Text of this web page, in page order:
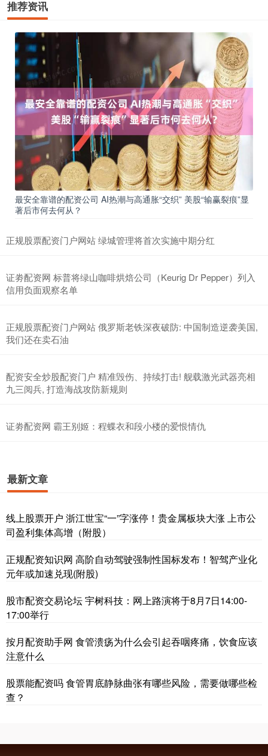
推荐资讯
最安全靠谱的配资公司 AI热潮与高通胀“交织” 美股“输赢裂痕”显
著后市何去何从？
正规股票配资门户网站 绿城管理将首次实施中期分红
证劵配资网 标普将绿山咖啡烘焙公司（Keurig Dr Pepper）列入
信用负面观察名单
正规股票配资门户网站 俄罗斯老铁深夜破防: 中国制造逆袭美国,
我们还在卖石油
配资安全炒股配资门户 精准毁伤、持续打击! 舰载激光武器亮相
九三阅兵, 打造海战攻防新规则
证劵配资网 霸王别姬：程蝶衣和段小楼的爱恨情仇
最新文章
线上股票开户 浙江世宝“一”字涨停！贵金属板块大涨 上市公
司盈利集体高增（附股）
正规配资知识网 高阶自动驾驶强制性国标发布！智驾产业化
元年或加速兑现(附股)
股市配资交易论坛 宇树科技：网上路演将于8月7日14:00-
17:00举行
按月配资助手网 食管溃疡为什么会引起吞咽疼痛，饮食应该
注意什么
股票能配资吗 食管胃底静脉曲张有哪些风险，需要做哪些检
查？